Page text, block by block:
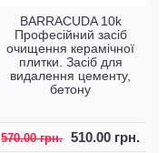
BARRACUDA 10k
Професійний засіб
очищення керамічної
плитки. Засіб для
видалення цементу,
бетону
570.00 грн. 510.00 грн.